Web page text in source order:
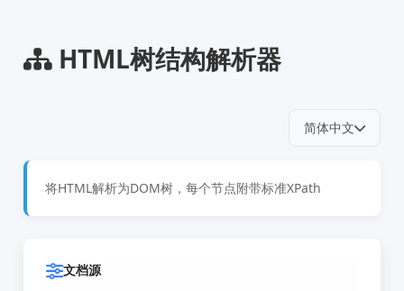
HTML树结构解析器
简体中文
将HTML解析为DOM树，每个节点附带标准XPath
文档源